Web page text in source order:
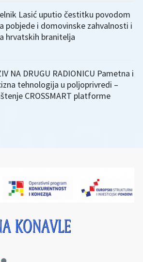
Lasić uputio čestitku povodom
pobjede i domovinske zahvalnosti i
hrvatskih branitelja
NA DRUGU RADIONICU Pametna i
tehnologija u poljoprivredi –
CROSSMART platforme